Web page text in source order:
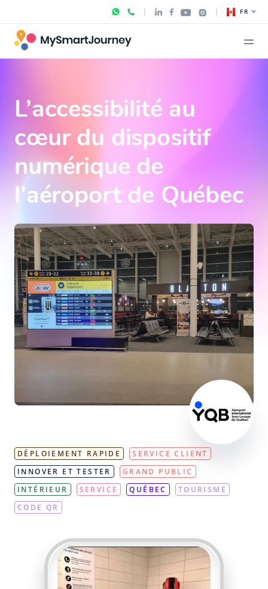
FR
L’accessibilité au
cœur du dispositif
numérique de
l’aéroport de Québec
DÉPLOIEMENT RAPIDE
SERVICE CLIENT
INNOVER ET TESTER
GRAND PUBLIC
INTÉRIEUR
SERVICE QUÉBEC
TOURISME
CODE QR